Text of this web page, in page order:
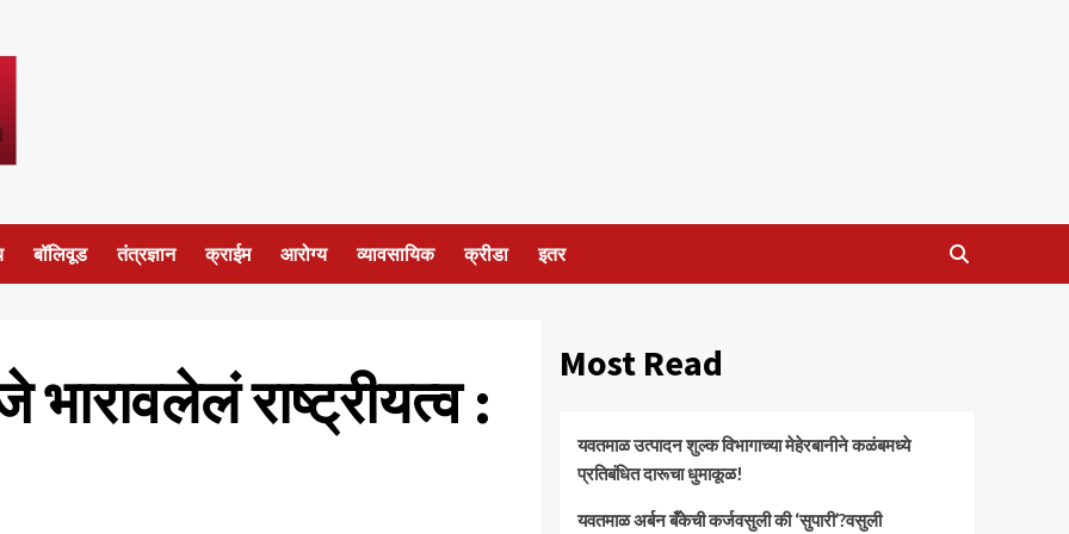
बॉलिवूड तंत्रज्ञान क्राईम आरोग्य व्यावसायिक क्रीडा इतर
भारावलेलं राष्ट्रीयत्व :
Most Read
यवतमाळ उत्पादन शुल्क विभागाच्या मेहेरबानीने कळंबमध्ये
प्रतिबंधित दारूचा धुमाकूळ!
​यवतमाळ अर्बन बँकेची कर्जवसुली की ‘सुपारी’?वसुली